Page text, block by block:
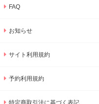
FAQ
お知らせ
サイト利用規約
予約利用規約
特定商取引法に基づく表記